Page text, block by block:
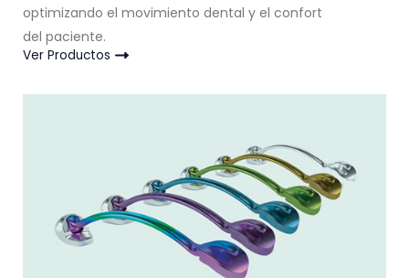
optimizando el movimiento dental y el confort
del paciente.
Ver Productos